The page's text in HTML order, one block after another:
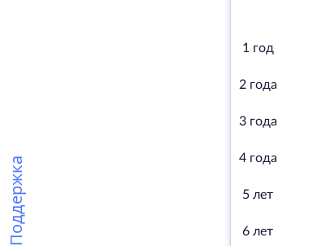
24/7 Поддержка
1 год
2 года
3 года
4 года
5 лет
6 лет